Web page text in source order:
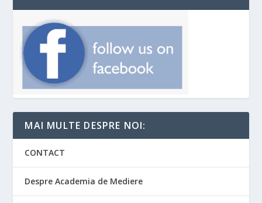
MAI MULTE DESPRE NOI:
CONTACT
Despre Academia de Mediere